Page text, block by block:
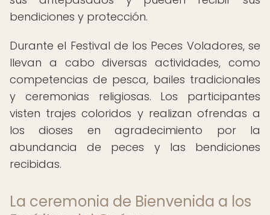
bendiciones y protección.
Durante el Festival de los Peces Voladores, se
llevan a cabo diversas actividades, como
competencias de pesca, bailes tradicionales
y ceremonias religiosas. Los participantes
visten trajes coloridos y realizan ofrendas a
los dioses en agradecimiento por la
abundancia de peces y las bendiciones
recibidas.
La ceremonia de Bienvenida a los